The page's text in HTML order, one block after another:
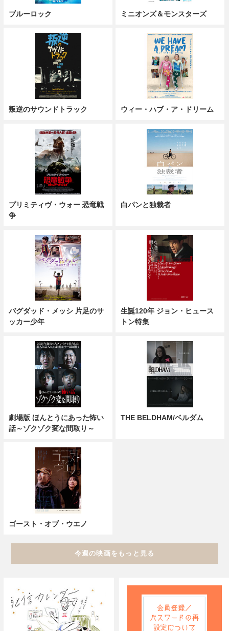
ブルーロック ミニオンズ＆モンスターズ
叛逆のサウンドトラック ウィー・ハブ・ア・ドリーム
プリミティヴ・ウォー 恐竜戦
争
白パンと独裁者
バグダッド・メッシ 片足のサ
ッカー少年
生誕120年 ジョン・ヒュース
トン特集
劇場版 ほんとうにあった怖い
話～ゾクゾク変な間取り～
THE BELDHAM/ベルダム
ゴースト・オブ・ウエノ
今週の映画をもっと見る